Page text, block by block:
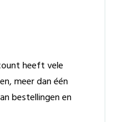
heeft vele
meer dan één
bestellingen en